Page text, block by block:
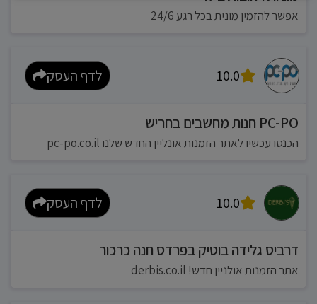
אפשר להזמין מונית בכל רגע 24/6
10.0 לדף העסק
PC-PO חנות מחשבים בחריש
הכנסו עכשיו לאתר הזמנות אונליין החדש שלנו pc-po.co.il
10.0 לדף העסק
דרביס גלידה בוטיק בפרדס חנה כרכור
אתר הזמנות אולניין חדש! derbis.co.il